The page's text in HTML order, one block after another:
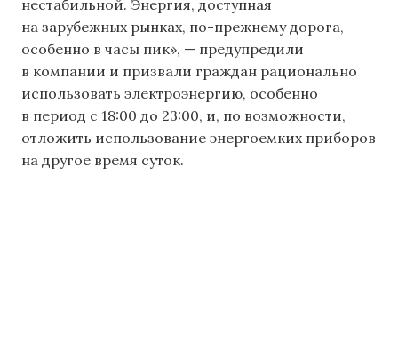
нестабильной. Энергия, доступная
на зарубежных рынках, по-прежнему дорога,
особенно в часы пик», — предупредили
в компании и призвали граждан рационально
использовать электроэнергию, особенно
в период с 18:00 до 23:00, и, по возможности,
отложить использование энергоемких приборов
на другое время суток.